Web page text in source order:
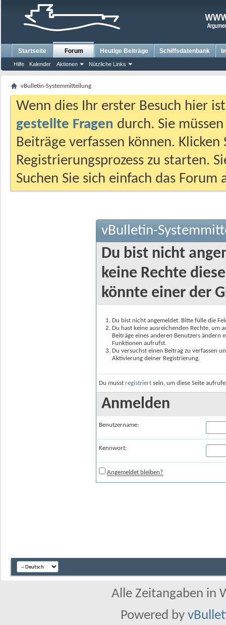
Startseite Forum
Hilfe Kalender Aktionen Nützliche Links
Heutige Beiträge Schiffsdatenbank
vBulletin-Systemmitteilung
Wenn dies Ihr erster Besuch hier
gestellte Fragen durch. Sie
Beiträge verfassen können.
Registrierungsprozess zu starten.
Suchen Sie sich einfach das
vBulletin-
Du bist nicht
keine Rechte
könnte einer der
Du bist nicht angemeldet. Bitte fülle die
Du hast keine ausreichenden Rechte, um
Beiträge eines anderen Benutzers
Funktionen aufrufst.
Du versuchst einen Beitrag zu verfassen
Aktivierung deiner Registrierung.
Du musst registriert sein, um diese Seite
Anmelden
Benutzername:
Kennwort:
Angemeldet bleiben?
Alle Zeitangaben in
Powered by